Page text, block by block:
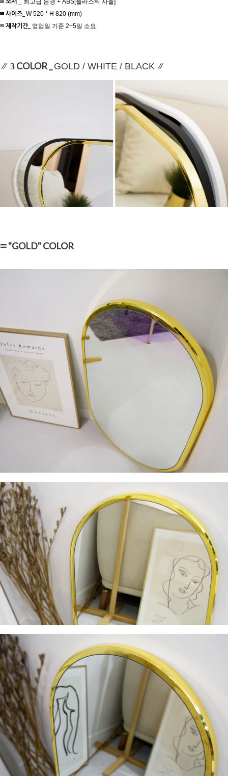
_ 최고급 은경 + ABS[플라스틱 사출]
≡ 사이즈 W 520 * H 820 (mm)
≡ 제작기간_ 영업일 기준 2~5일 소요
∥ 3 COLOR _ GOLD / WHITE / BLACK ∥
≡ "GOLD" COLOR